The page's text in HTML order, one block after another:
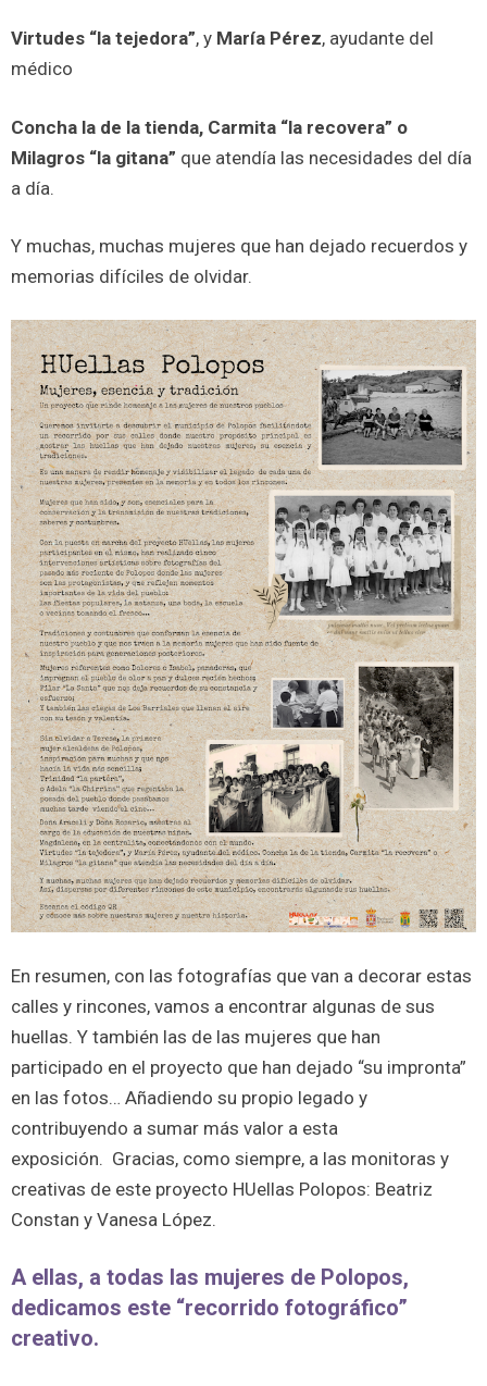
Virtudes “la tejedora”, y María Pérez, ayudante del
médico
Concha la de la tienda, Carmita “la recovera” o
Milagros “la gitana” que atendía las necesidades del día
a día.
Y muchas, muchas mujeres que han dejado recuerdos y
memorias difíciles de olvidar.
En resumen, con las fotografías que van a decorar estas
calles y rincones, vamos a encontrar algunas de sus
huellas. Y también las de las mujeres que han
participado en el proyecto que han dejado “su impronta”
en las fotos… Añadiendo su propio legado y
contribuyendo a sumar más valor a esta
exposición. Gracias, como siempre, a las monitoras y
creativas de este proyecto HUellas Polopos: Beatriz
Constan y Vanesa López.
A ellas, a todas las mujeres de Polopos,
dedicamos este “recorrido fotográfico”
creativo.